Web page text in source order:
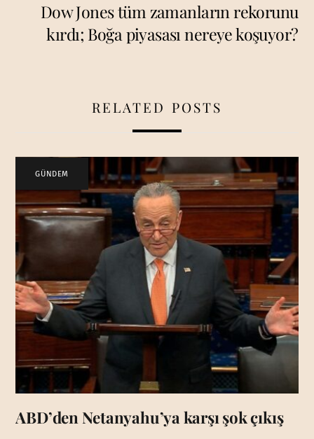
Dow Jones tüm zamanların rekorunu
kırdı; Boğa piyasası nereye koşuyor?
RELATED POSTS
GÜNDEM
ABD’den Netanyahu’ya karşı şok çıkış